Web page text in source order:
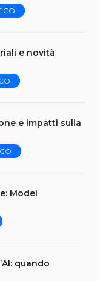
e novità
e impatti sulla
Model
quando